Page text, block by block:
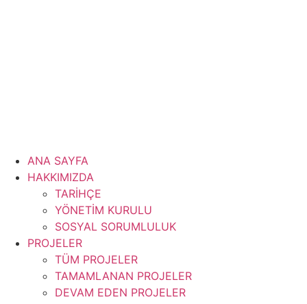
ANA SAYFA
HAKKIMIZDA
TARİHÇE
YÖNETİM KURULU
SOSYAL SORUMLULUK
PROJELER
TÜM PROJELER
TAMAMLANAN PROJELER
DEVAM EDEN PROJELER